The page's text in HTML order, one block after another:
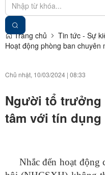
Trang chủ
Tin tức - Sự
Hoạt động phòng ban chuyên
Chủ nhật, 10/03/2024 | 08:33
Người tổ trưởng
tâm với tín dụng
Nhắc đến hoạt động